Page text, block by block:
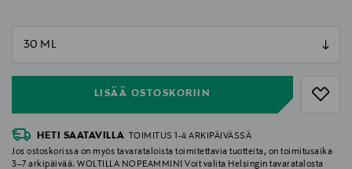
LISÄÄ OSTOSKORIIN
null
HETI SAATAVILLA TOIMITUS 1-4 ARKIPÄIVÄSSÄ
Jos ostoskorissa on myös tavarataloista toimitettavia tuotteita, on toimitusaika
3–7 arkipäivää. WOLTILLA NOPEAMMIN! Voit valita Helsingin tavaratalosta